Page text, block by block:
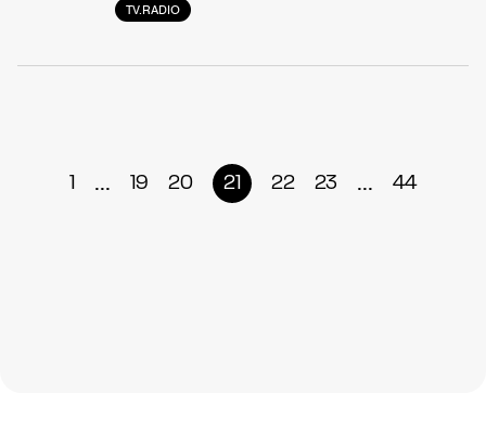
TV.RADIO
1 ... 19 20 21 22 23 ... 44